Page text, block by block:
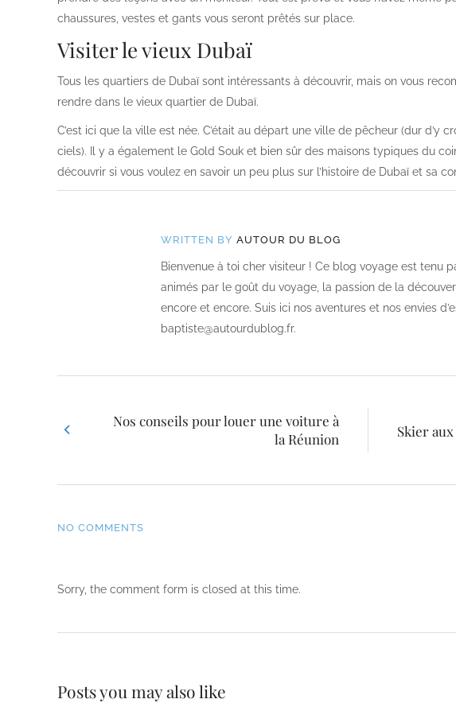
chaussures, vestes et gants vous seront prêtés sur place.
Visiter le vieux Dubaï
Tous les quartiers de Dubaï sont intéressants à découvrir, mais on vous
rendre dans le vieux quartier de Dubaï.
C’est ici que la ville est née. C’était au départ une ville de pêcheur (dur d’y
ciels). Il y a également le Gold Souk et bien sûr des maisons typiques du
découvrir si vous voulez en savoir un peu plus sur l’histoire de Dubaï et sa
WRITTEN BY AUTOUR DU BLOG
Bienvenue à toi cher visiteur ! Ce blog voyage est tenu
animés par le goût du voyage, la passion de la
encore et encore. Suis ici nos aventures et nos envies
baptiste@autourdublog.fr.
Nos conseils pour louer une voiture à
la Réunion
Skier
NO COMMENTS
Sorry, the comment form is closed at this time.
Posts you may also like